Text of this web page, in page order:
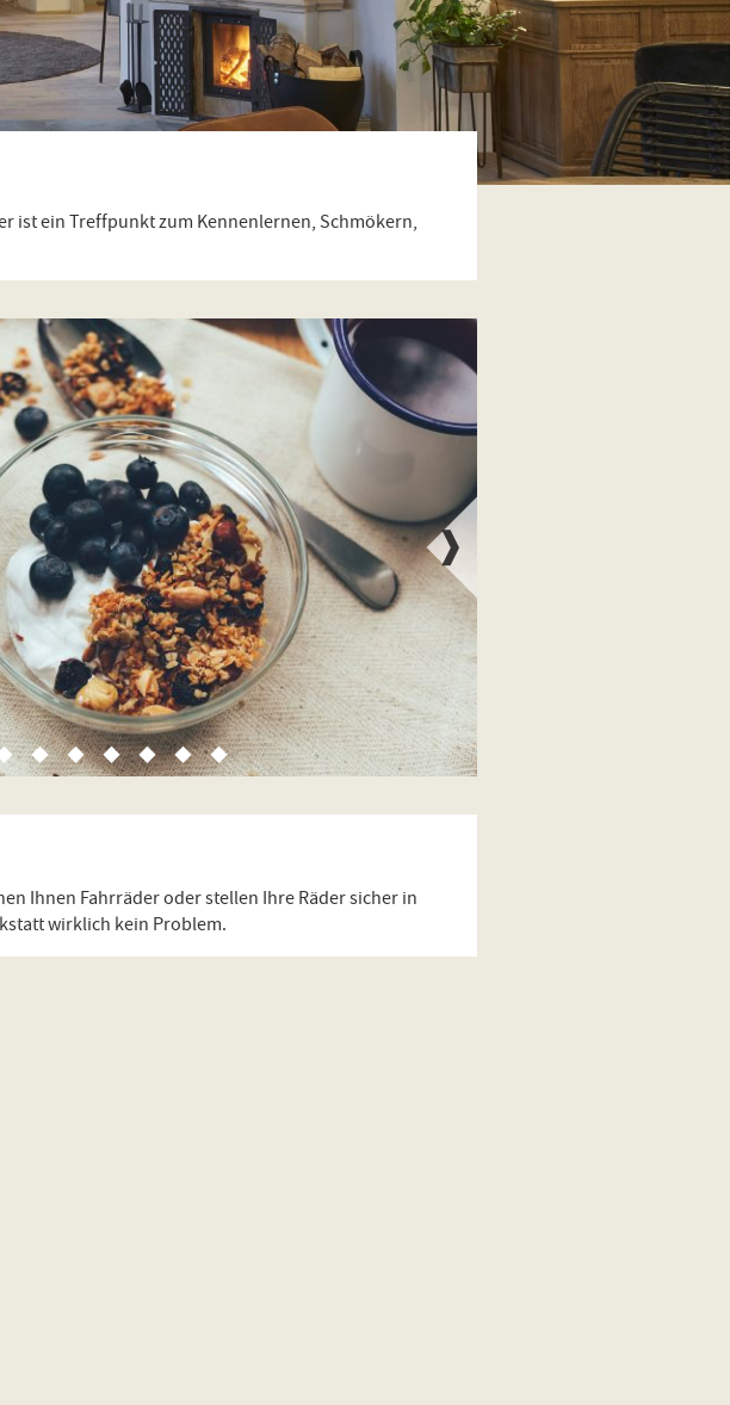
ist ein Treffpunkt zum Kennenlernen, Schmökern,
Ihnen Fahrräder oder stellen Ihre Räder sicher in
wirklich kein Problem.